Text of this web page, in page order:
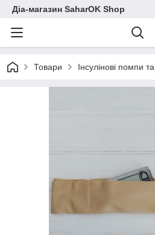
Діа-магазин SaharOK Shop
Товари Інсулінові помпи